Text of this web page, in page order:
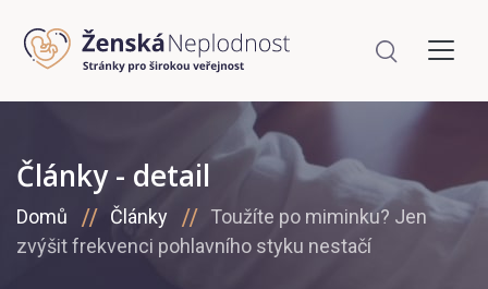
Články - detail
Domů Články
Toužíte po miminku? Jen
zvýšit frekvenci pohlavního styku nestačí